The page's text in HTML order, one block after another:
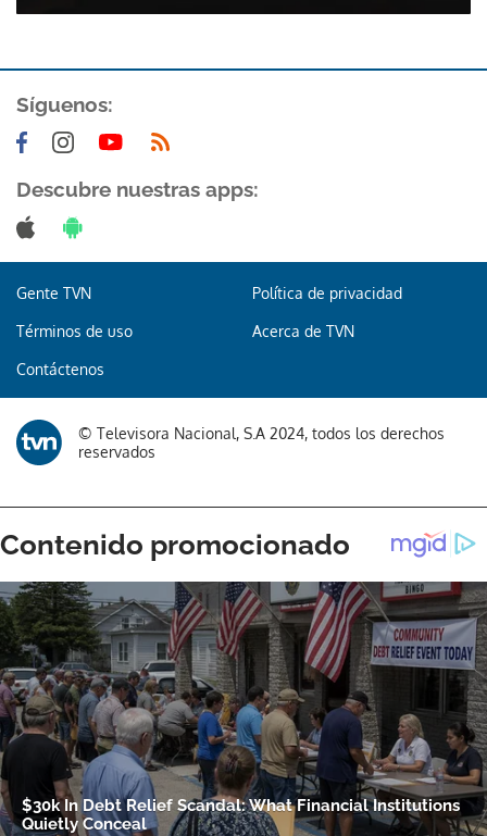
Gracias por suscribirte a nuestro boletín.
ACEPTAR
Síguenos:
Descubre nuestras apps:
Gente TVN Política de privacidad
Términos de uso Acerca de TVN
Contáctenos
© Televisora Nacional, S.A 2024, todos los derechos
reservados